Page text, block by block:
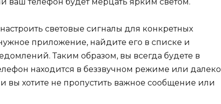
световые сигналы для конкретных
приложение, найдите его в списке и
Таким образом, вы всегда будете в
находится в беззвучном режиме или далеко
вы хотите не пропустить важное сообщение или